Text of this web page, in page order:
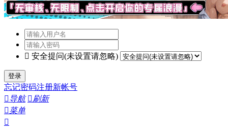
 安全提问(未设置请忽略)
登录
忘记密码注册新帐号
导航 刷新
菜单
